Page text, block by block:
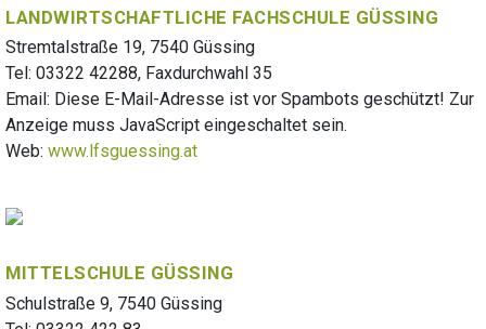
LANDWIRTSCHAFTLICHE FACHSCHULE GÜSSING
Stremtalstraße 19, 7540 Güssing
Tel: 03322 42288, Faxdurchwahl 35
Email: Diese E-Mail-Adresse ist vor Spambots geschützt! Zur
Anzeige muss JavaScript eingeschaltet sein.
Web: www.lfsguessing.at
MITTELSCHULE GÜSSING
Schulstraße 9, 7540 Güssing